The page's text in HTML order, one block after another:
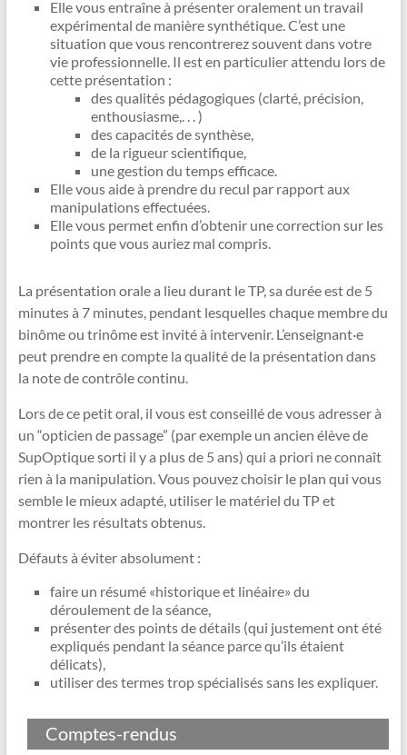
Elle vous entraîne à présenter oralement un travail
expérimental de manière synthétique. C’est une
situation que vous rencontrerez souvent dans votre
vie professionnelle. Il est en particulier attendu lors de
cette présentation :
des qualités pédagogiques (clarté, précision,
enthousiasme,. . . )
des capacités de synthèse,
de la rigueur scientifique,
une gestion du temps efficace.
Elle vous aide à prendre du recul par rapport aux
manipulations effectuées.
Elle vous permet enfin d’obtenir une correction sur les
points que vous auriez mal compris.
La présentation orale a lieu durant le TP, sa durée est de 5
minutes à 7 minutes, pendant lesquelles chaque membre du
binôme ou trinôme est invité à intervenir. L’enseignant·e
peut prendre en compte la qualité de la présentation dans
la note de contrôle continu.
Lors de ce petit oral, il vous est conseillé de vous adresser à
un “opticien de passage” (par exemple un ancien élève de
SupOptique sorti il y a plus de 5 ans) qui a priori ne connaît
rien à la manipulation. Vous pouvez choisir le plan qui vous
semble le mieux adapté, utiliser le matériel du TP et
montrer les résultats obtenus.
Défauts à éviter absolument :
faire un résumé «historique et linéaire» du
déroulement de la séance,
présenter des points de détails (qui justement ont été
expliqués pendant la séance parce qu’ils étaient
délicats),
utiliser des termes trop spécialisés sans les expliquer.
Comptes-rendus